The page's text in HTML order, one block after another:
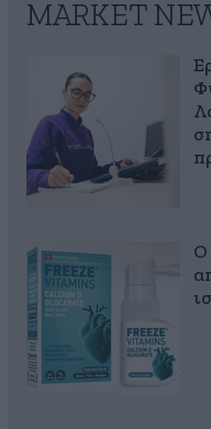
MARKET
Ο